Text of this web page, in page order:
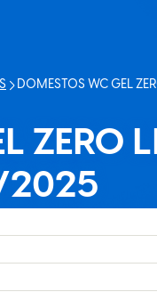
Pagina curentă:
DOMESTOS WC GEL
ZERO
2025